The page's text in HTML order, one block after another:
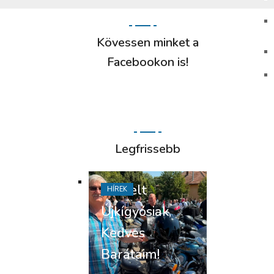
Kövessen minket a
Facebookon is!
Legfrissebb
Tisztelt
Újkígyósiak,
Kedves
Barátaim!
HÍREK